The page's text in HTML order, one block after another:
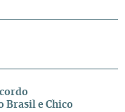
e Chico